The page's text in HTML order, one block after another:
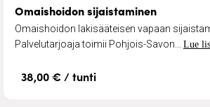
Omaishoidon sijaistaminen
Omaishoidon lakisääteisen vapaan
Palvelutarjoaja toimii Pohjois-Savon... Lue
38,00 € / tunti